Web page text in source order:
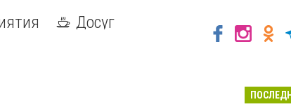
Досуг